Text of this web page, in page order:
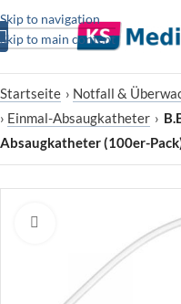
Skip to navigation
Skip to main content
Startseite › Notfall &
› Einmal-Absaugkatheter ›
Absaugkatheter (100er-
Zum Vergrößern